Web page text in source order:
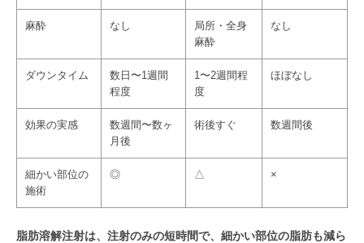
麻酔 なし
局所・全身
麻酔
なし
ダウンタイム
数日〜1週間
程度
1〜2週間程
度
ほぼなし
効果の実感
数週間〜数ヶ
月後
術後すぐ 数週間後
細かい部位の
施術
◎ △ ×
脂肪溶解注射は、注射のみの短時間で、細かい部位の脂肪も減ら